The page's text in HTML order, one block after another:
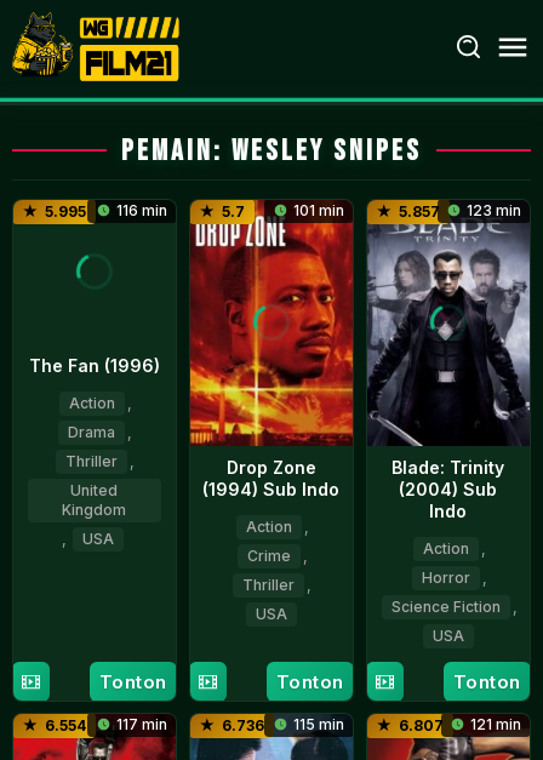
Loncat
ke
konten
Pemain: Wesley Snipes
5.995 116 min
The Fan (1996)
Action
,
Drama
,
Thriller
,
United
Kingdom
,
USA
Tonton
5.7 101 min
Drop Zone
(1994) Sub Indo
Action
Crime
Thriller
USA
8
Dec
1994
John
Badham
Tonton
5.857 123 min
Blade: Trinity
(2004) Sub
Indo
Action
Horror
Science Fiction
USA
8
Dec
2004
David
S.
Goyer
Tonton
6.554 117 min 6.736 115 min 6.807 121 min